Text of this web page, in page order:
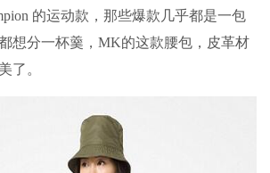
的运动款，那些爆款几乎都是一包
想分一杯羹，MK的这款腰包，皮革材
了。